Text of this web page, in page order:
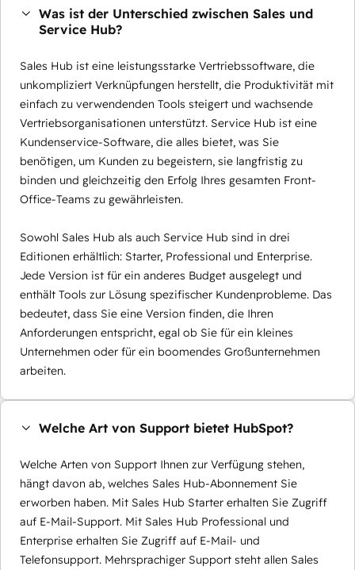
Was ist der Unterschied zwischen Sales und
Service Hub?
Sales Hub ist eine leistungsstarke Vertriebssoftware, die
unkompliziert Verknüpfungen herstellt, die Produktivität mit
einfach zu verwendenden Tools steigert und wachsende
Vertriebsorganisationen unterstützt. Service Hub ist eine
Kundenservice-Software, die alles bietet, was Sie
benötigen, um Kunden zu begeistern, sie langfristig zu
binden und gleichzeitig den Erfolg Ihres gesamten Front-
Office-Teams zu gewährleisten.
Sowohl Sales Hub als auch Service Hub sind in drei
Editionen erhältlich: Starter, Professional und Enterprise.
Jede Version ist für ein anderes Budget ausgelegt und
enthält Tools zur Lösung spezifischer Kundenprobleme. Das
bedeutet, dass Sie eine Version finden, die Ihren
Anforderungen entspricht, egal ob Sie für ein kleines
Unternehmen oder für ein boomendes Großunternehmen
arbeiten.
Welche Art von Support bietet HubSpot?
Welche Arten von Support Ihnen zur Verfügung stehen,
hängt davon ab, welches Sales Hub-Abonnement Sie
erworben haben. Mit Sales Hub Starter erhalten Sie Zugriff
auf E-Mail-Support. Mit Sales Hub Professional und
Enterprise erhalten Sie Zugriff auf E-Mail- und
Telefonsupport. Mehrsprachiger Support steht allen Sales